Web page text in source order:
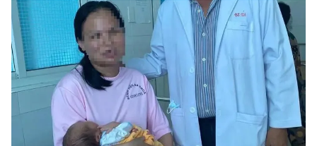
Theo dõi báo trên
0906 645 777
Liên hệ quảng cáo
0908 780 404